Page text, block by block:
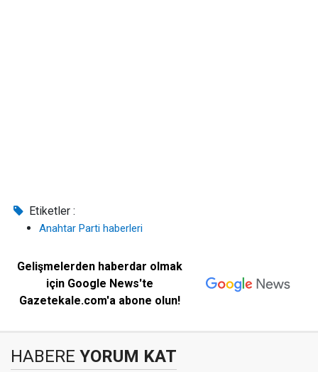
Etiketler :
Anahtar Parti haberleri
Gelişmelerden haberdar olmak
için Google News'te
Gazetekale.com'a abone olun!
HABERE YORUM KAT